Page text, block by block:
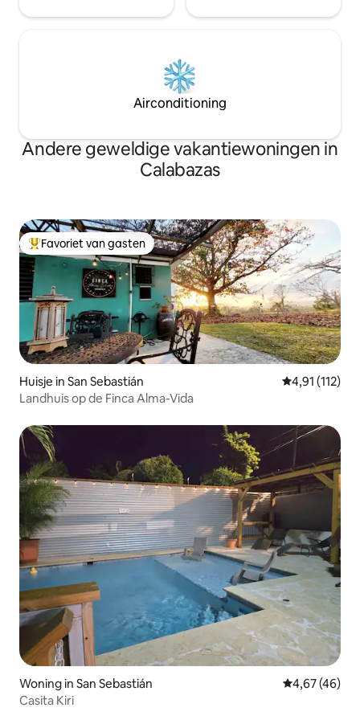
Airconditioning
Andere geweldige vakantiewoningen in
Calabazas
Topfavoriet van gasten
Favoriet van gasten
Huisje in San Sebastián Gemiddelde
4,91 (112)
Landhuis op de Finca Alma-Vida
Woning in San Sebastián Gemiddelde
4,67 (46)
Casita Kiri